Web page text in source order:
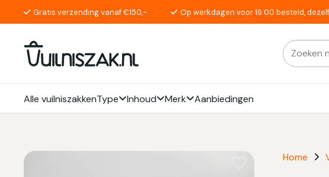
Gratis verzending vanaf €150,- Op werkdagen voor 16:00 besteld,
Zoeken
naar:
Als de
Alle vuilniszakkenType Inhoud Merk Aanbiedingen
Home